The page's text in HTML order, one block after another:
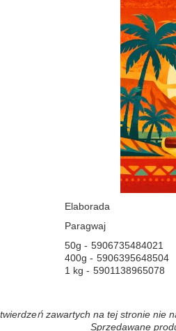
Elaborada
Paragwaj
50g
5906735484021
400g
5906395648504
1 kg
5901138965078
zawartych na tej stronie nie
Sprzedawane